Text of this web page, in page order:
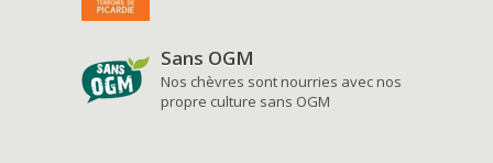
Sans OGM
Nos chèvres sont nourries avec nos
propre culture sans OGM